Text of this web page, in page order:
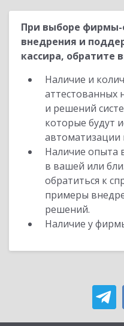
При выборе фирмы-
внедрения и
кассира, обратите
Наличие и
аттестованных
и решений
которые будут
автоматизации
Наличие опыта
в вашей или
обратиться к
примеры
решений.
Наличие у